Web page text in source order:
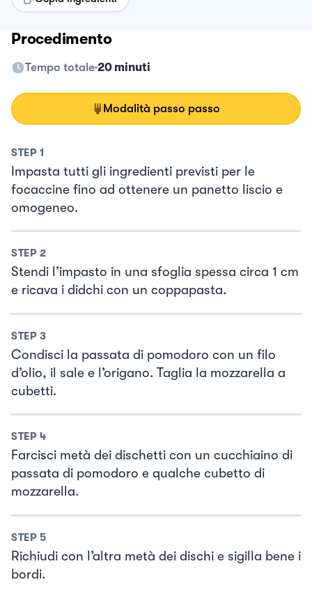
Procedimento
Tempo totale 20 minuti
Modalità passo passo
STEP 1
Impasta tutti gli ingredienti previsti per le
focaccine fino ad ottenere un panetto liscio e
omogeneo.
STEP 2
Stendi l’impasto in una sfoglia spessa circa 1 cm
e ricava i didchi con un coppapasta.
STEP 3
Condisci la passata di pomodoro con un filo
d’olio, il sale e l’origano. Taglia la mozzarella a
cubetti.
STEP 4
Farcisci metà dei dischetti con un cucchiaino di
passata di pomodoro e qualche cubetto di
mozzarella.
STEP 5
Richiudi con l’altra metà dei dischi e sigilla bene i
bordi.